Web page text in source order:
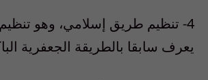
4- تنظيم طريق إسلامي، وهو
يعرف سابقا بالطريقة الجعفرية